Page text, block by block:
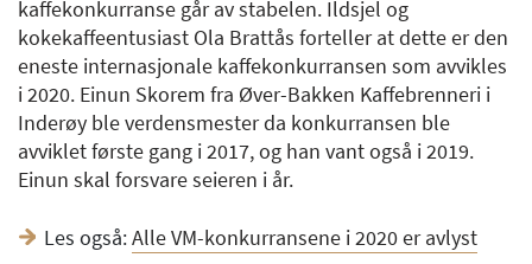
kaffekonkurranse går av stabelen. Ildsjel og
kokekaffeentusiast Ola Brattås forteller at dette er den
eneste internasjonale kaffekonkurransen som avvikles
i 2020. Einun Skorem fra Øver-Bakken Kaffebrenneri i
Inderøy ble verdensmester da konkurransen ble
avviklet første gang i 2017, og han vant også i 2019.
Einun skal forsvare seieren i år.
Les også:Alle VM-konkurransene i 2020 er avlyst